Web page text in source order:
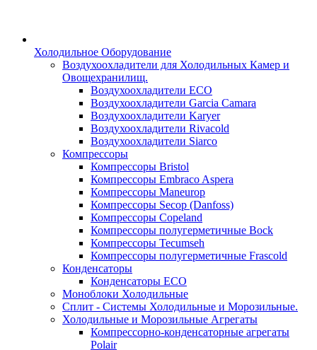
Холодильное Оборудование
Воздухоохладители для Холодильных Камер и
Овощехранилищ.
Воздухоохладители ECO
Воздухоохладители Garcia Camara
Воздухоохладители Karyer
Воздухоохладители Rivacold
Воздухоохладители Siarco
Компрессоры
Компрессоры Bristol
Компрессоры Embraco Aspera
Компрессоры Maneurop
Компрессоры Secop (Danfoss)
Компрессоры Copeland
Компрессоры полугерметичные Bock
Компрессоры Tecumseh
Компрессоры полугерметичные Frascold
Конденсаторы
Конденсаторы ECO
Моноблоки Холодильные
Сплит - Системы Холодильные и Морозильные.
Холодильные и Морозильные Агрегаты
Компрессорно-конденсаторные агрегаты
Polair